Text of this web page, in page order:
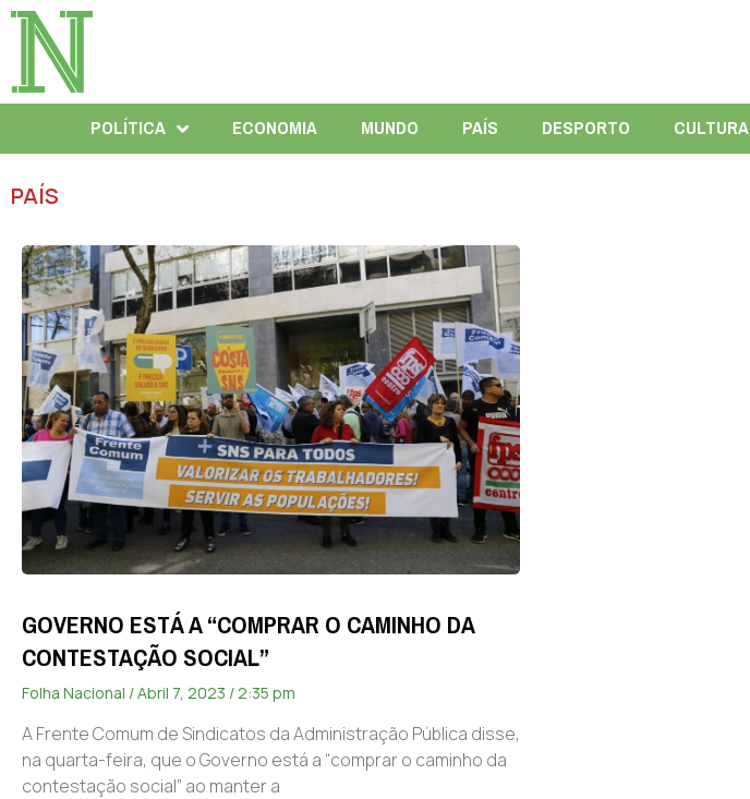
POLÍTICA ECONOMIA MUNDO PAÍS DESPORTO CULTURA
PAÍS
GOVERNO ESTÁ A “COMPRAR O CAMINHO DA
CONTESTAÇÃO SOCIAL”
Folha Nacional Abril 7, 2023 2:35 pm
A Frente Comum de Sindicatos da Administração Pública disse,
na quarta-feira, que o Governo está a “comprar o caminho da
contestação social” ao manter a